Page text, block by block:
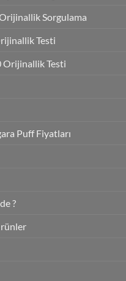
Sorgulama
Testi
Orijinallik Testi
Puff Fiyatları
?